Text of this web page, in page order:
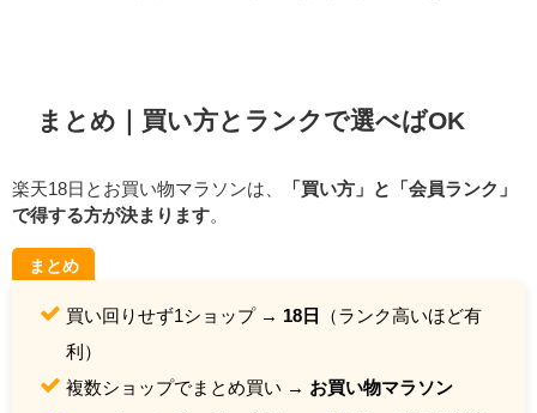
まとめ｜買い方とランクで選べばOK
楽天18日とお買い物マラソンは、
「買い方」と「会員ランク」
で得する方が決まります。
まとめ
買い回りせず1ショップ → 18日
（ランク高いほど有
利）
複数ショップでまとめ買い → お買い物マラソン